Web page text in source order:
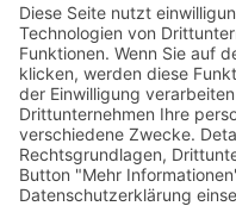
Verband
Mitglieder